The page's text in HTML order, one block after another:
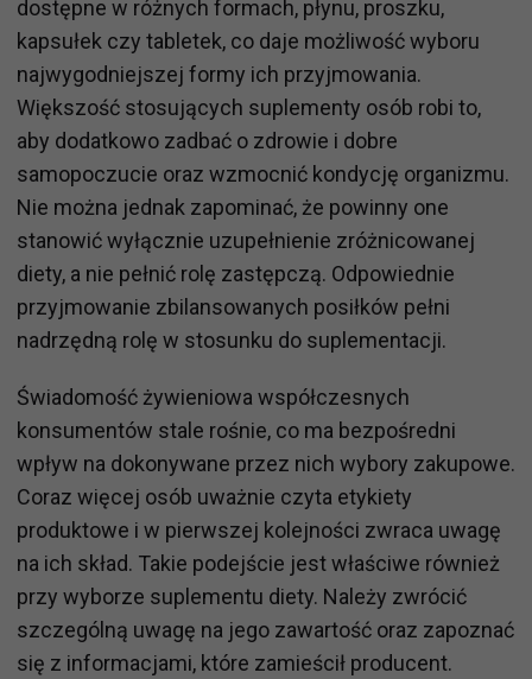
dostępne w różnych formach, płynu, proszku,
kapsułek czy tabletek, co daje możliwość wyboru
najwygodniejszej formy ich przyjmowania.
Większość stosujących suplementy osób robi to,
aby dodatkowo zadbać o zdrowie i dobre
samopoczucie oraz wzmocnić kondycję organizmu.
Nie można jednak zapominać, że powinny one
stanowić wyłącznie uzupełnienie zróżnicowanej
diety, a nie pełnić rolę zastępczą. Odpowiednie
przyjmowanie zbilansowanych posiłków pełni
nadrzędną rolę w stosunku do suplementacji.
Świadomość żywieniowa współczesnych
konsumentów stale rośnie, co ma bezpośredni
wpływ na dokonywane przez nich wybory zakupowe.
Coraz więcej osób uważnie czyta etykiety
produktowe i w pierwszej kolejności zwraca uwagę
na ich skład. Takie podejście jest właściwe również
przy wyborze suplementu diety. Należy zwrócić
szczególną uwagę na jego zawartość oraz zapoznać
się z informacjami, które zamieścił producent.